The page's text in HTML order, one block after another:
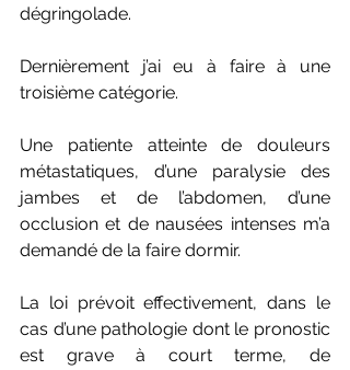
dégringolade.
Dernièrement j’ai eu à faire à une
troisième catégorie.
Une patiente atteinte de douleurs
métastatiques, d’une paralysie des
jambes et de l’abdomen, d’une
occlusion et de nausées intenses m’a
demandé de la faire dormir.
La loi prévoit effectivement, dans le
cas d’une pathologie dont le pronostic
est grave à court terme, de